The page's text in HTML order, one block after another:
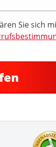
Sie sich
Zertifikate